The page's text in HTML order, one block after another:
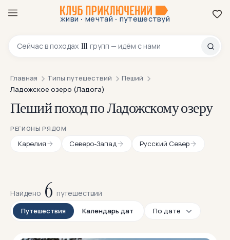
живи · мечтай · путешествуй
Сейчас в походах 111 групп — идём с нами
8 800 200-70-23
Главная Типы путешествий
Пеший
Ладожское озеро (Ладога)
Пеший поход по Ладожскому озеру
РЕГИОНЫ РЯДОМ
Карелия Северо-Запад Русский Север
Найдено 6 путешествий
Путешествия Календарь дат